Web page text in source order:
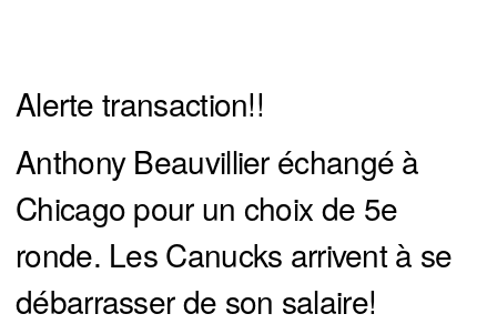
Alerte transaction!!
Anthony Beauvillier échangé à
Chicago pour un choix de 5e
ronde. Les Canucks arrivent à se
débarrasser de son salaire!